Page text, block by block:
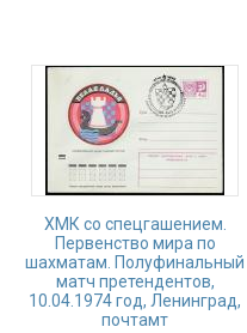
ХМК со спецгашением.
Первенство мира по
шахматам. Полуфинальный
матч претендентов,
10.04.1974 год, Ленинград,
почтамт